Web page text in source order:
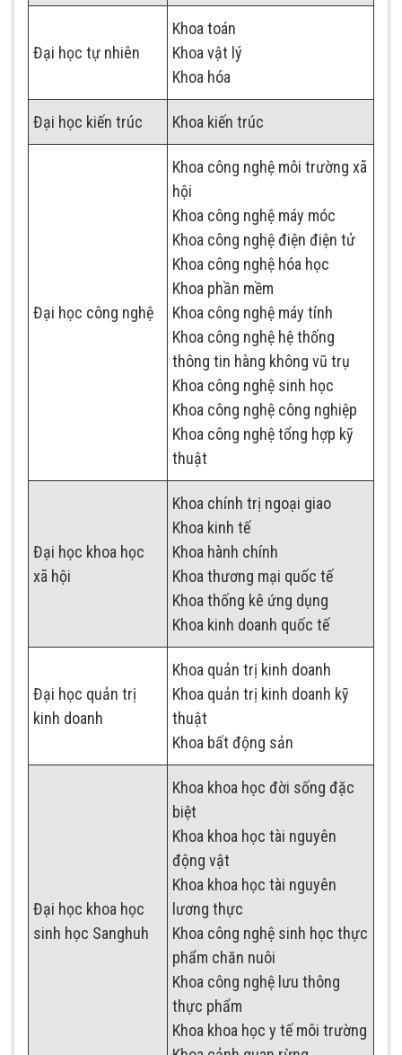
Đại học tự nhiên
Khoa toán
Khoa vật lý
Khoa hóa
Đại học kiến trúc Khoa kiến trúc
Đại học công nghệ
Khoa công nghệ môi trường xã
hội
Khoa công nghệ máy móc
Khoa công nghệ điện điện tử
Khoa công nghệ hóa học
Khoa phần mềm
Khoa công nghệ máy tính
Khoa công nghệ hệ thống
thông tin hàng không vũ trụ
Khoa công nghệ sinh học
Khoa công nghệ công nghiệp
Khoa công nghệ tổng hợp kỹ
thuật
Đại học khoa học
xã hội
Khoa chính trị ngoại giao
Khoa kinh tế
Khoa hành chính
Khoa thương mại quốc tế
Khoa thống kê ứng dụng
Khoa kinh doanh quốc tế
Đại học quản trị
kinh doanh
Khoa quản trị kinh doanh
Khoa quản trị kinh doanh kỹ
thuật
Khoa bất động sản
Đại học khoa học
sinh học Sanghuh
Khoa khoa học đời sống đặc
biệt
Khoa khoa học tài nguyên
động vật
Khoa khoa học tài nguyên
lương thực
Khoa công nghệ sinh học thực
phẩm chăn nuôi
Khoa công nghệ lưu thông
thực phẩm
Khoa khoa học y tế môi trường